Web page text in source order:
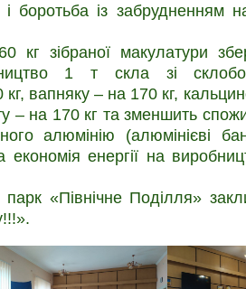
боротьба із забрудненням
кг зібраної макулатури
1 т скла зі
кг, вапняку – на 170 кг,
– на 170 кг та зменшить
алюмінію (алюмінієві
економія енергії на
«Північне Поділля»